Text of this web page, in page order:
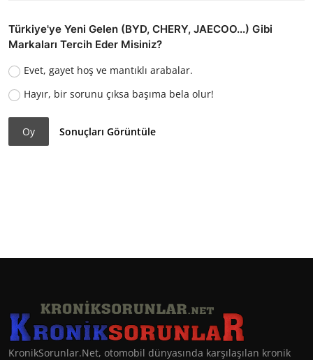
Türkiye'ye Yeni Gelen (BYD, CHERY, JAECOO...) Gibi
Markaları Tercih Eder Misiniz?
Evet, gayet hoş ve mantıklı arabalar.
Hayır, bir sorunu çıksa başıma bela olur!
Oy Sonuçları Görüntüle
KronikSorunlar.Net, otomobil dünyasında karşılaşılan kronik